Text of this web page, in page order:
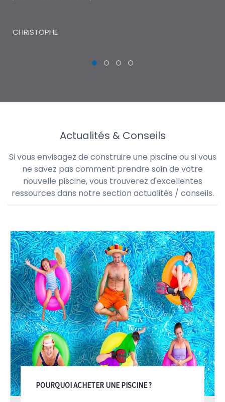
CHRISTOPHE
Actualités & Conseils
Si vous envisagez de construire une piscine ou si vous
ne savez pas comment prendre soin de votre
nouvelle piscine, vous trouverez d'excellentes
ressources dans notre section actualités / conseils.
POURQUOI ACHETER UNE PISCINE ?